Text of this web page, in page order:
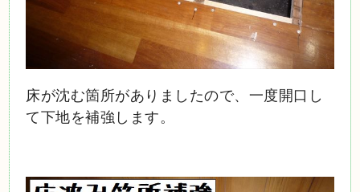
床が沈む箇所がありましたので、一度開口し
て下地を補強します。